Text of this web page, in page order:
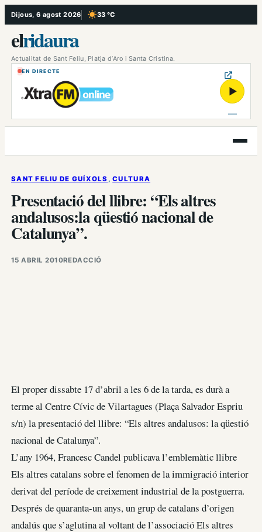
Vés
al
contingut
Dijous, 6 agost 2026 33 °C
, Cel serè
elridaura
Actualitat de Sant Feliu, Platja d’Aro i Santa Cristina.
EN DIRECTE
▶
Obre
el
SANT FELIU DE GUÍXOLS , CULTURA
Presentació del llibre: “Els altres
andalusos:la qüestió nacional de
Catalunya”.
15 ABRIL 2010REDACCIÓ
El proper dissabte 17 d’abril a les 6 de la tarda, es durà a
terme al Centre Cívic de Vilartagues (Plaça Salvador Espriu
s/n) la presentació del llibre: “Els altres andalusos: la qüestió
nacional de Catalunya”.
L’any 1964, Francesc Candel publicava l’emblemàtic llibre
Els altres catalans sobre el fenomen de la immigració interior
derivat del període de creixement industrial de la postguerra.
Després de quaranta-un anys, un grup de catalans d’origen
andalús que s’aglutina al voltant de l’associació Els altres